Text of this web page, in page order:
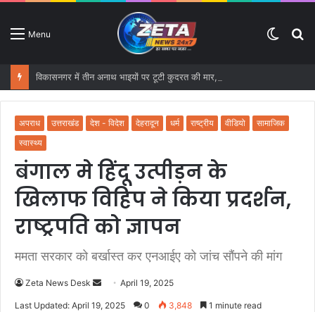
Menu
Switch
अपराध उत्तराखंड देश - विदेश देहरादून धर्म राष्ट्रीय वीडियो
सामाजिक
स्वास्थ्य
बंगाल मे हिंदू उत्पीड़न के
खिलाफ विहिप ने किया प्रदर्शन,
राष्ट्रपति को ज्ञापन
ममता सरकार को बर्खास्त कर एनआईए को जांच सौंपने की मांग
Zeta News Desk April 19, 2025
Last Updated: April 19, 2025 0 3,848 1 minute read